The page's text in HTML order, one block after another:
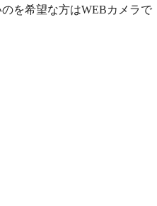
を希望な方はWEBカメラで